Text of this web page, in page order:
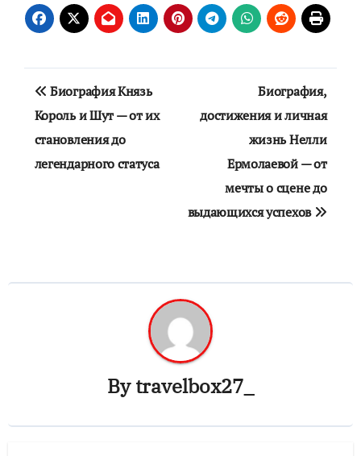
Навигация
по
записям
Биография Князь
Король и Шут — от их
становления до
легендарного статуса
Биография,
достижения и личная
жизнь Нелли
Ермолаевой — от
мечты о сцене до
выдающихся успехов
Bytravelbox27_